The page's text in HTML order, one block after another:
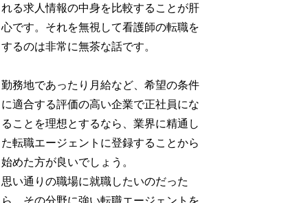
れる求人情報の中身を比較することが肝
心です。それを無視して看護師の転職を
するのは非常に無茶な話です。
勤務地であったり月給など、希望の条件
に適合する評価の高い企業で正社員にな
ることを理想とするなら、業界に精通し
た転職エージェントに登録することから
始めた方が良いでしょう。
思い通りの職場に就職したいのだった